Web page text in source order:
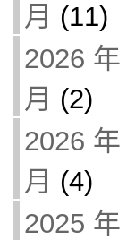
月 (11)
2026 年
月 (2)
2026 年
月 (4)
2025 年